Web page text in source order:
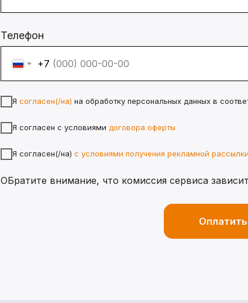
Телефон
+7
Я согласен(/на) на обработку персональных данных в
Я согласен с условиями договора оферты
Я согласен(/на) с условиями получения рекламной рассылки
ОБратите внимание, что комиссия сервиса
Оплатить